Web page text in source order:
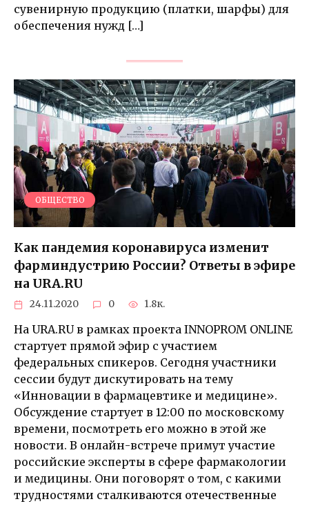
сувенирную продукцию (платки, шарфы) для
обеспечения нужд […]
ОБЩЕСТВО
Как пандемия коронавируса изменит
фарминдустрию России? Ответы в эфире
на URA.RU
24.11.2020 0 1.8к.
На URA.RU в рамках проекта INNOPROM ONLINE
стартует прямой эфир с участием
федеральных спикеров. Сегодня участники
сессии будут дискутировать на тему
«Инновации в фармацевтике и медицине».
Обсуждение стартует в 12:00 по московскому
времени, посмотреть его можно в этой же
новости. В онлайн-встрече примут участие
российские эксперты в сфере фармакологии
и медицины. Они поговорят о том, с какими
трудностями сталкиваются отечественные